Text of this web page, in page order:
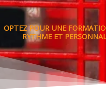
OPTEZ POUR UNE
RYTHME ET